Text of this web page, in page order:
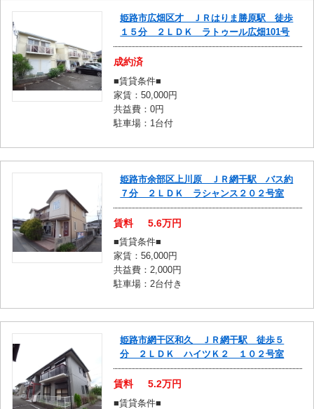
姫路市広畑区才 ＪＲはりま勝原駅 徒歩
１５分 ２ＬＤＫ ラトゥール広畑101号
成約済
■賃貸条件■
家賃：50,000円
共益費：0円
駐車場：1台付
姫路市余部区上川原 ＪＲ網干駅 バス約
７分 ２ＬＤＫ ラシャンス２０２号室
賃料 5.6万円
■賃貸条件■
家賃：56,000円
共益費：2,000円
駐車場：2台付き
姫路市網干区和久 ＪＲ網干駅 徒歩５
分 ２ＬＤＫ ハイツＫ２ １０２号室
賃料 5.2万円
■賃貸条件■